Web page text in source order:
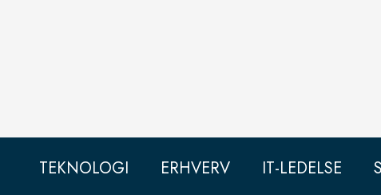
TEKNOLOGI ERHVERV IT-LEDELSE